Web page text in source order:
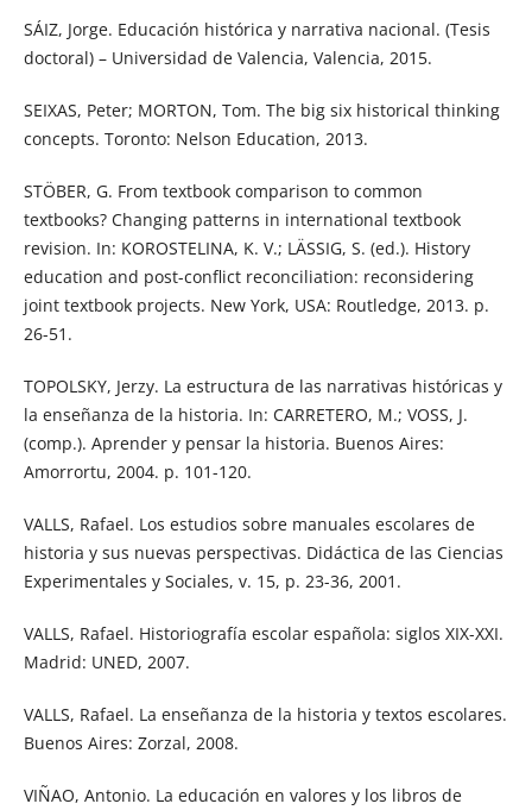
SÁIZ, Jorge. Educación histórica y narrativa nacional. (Tesis
doctoral) – Universidad de Valencia, Valencia, 2015.
SEIXAS, Peter; MORTON, Tom. The big six historical thinking
concepts. Toronto: Nelson Education, 2013.
STÖBER, G. From textbook comparison to common
textbooks? Changing patterns in international textbook
revision. In: KOROSTELINA, K. V.; LÄSSIG, S. (ed.). History
education and post-conflict reconciliation: reconsidering
joint textbook projects. New York, USA: Routledge, 2013. p.
26-51.
TOPOLSKY, Jerzy. La estructura de las narrativas históricas y
la enseñanza de la historia. In: CARRETERO, M.; VOSS, J.
(comp.). Aprender y pensar la historia. Buenos Aires:
Amorrortu, 2004. p. 101-120.
VALLS, Rafael. Los estudios sobre manuales escolares de
historia y sus nuevas perspectivas. Didáctica de las Ciencias
Experimentales y Sociales, v. 15, p. 23-36, 2001.
VALLS, Rafael. Historiografía escolar española: siglos XIX-XXI.
Madrid: UNED, 2007.
VALLS, Rafael. La enseñanza de la historia y textos escolares.
Buenos Aires: Zorzal, 2008.
VIÑAO, Antonio. La educación en valores y los libros de